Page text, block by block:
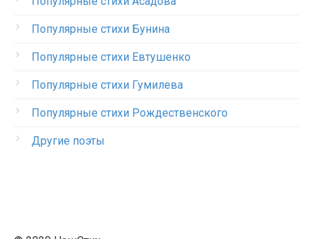
Популярные стихи Бунина
Популярные стихи Евтушенко
Популярные стихи Гумилева
Популярные стихи Рождественского
Другие поэты